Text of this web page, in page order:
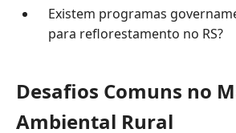
Existem programas
para reflorestamento no RS?
Desafios Comuns no
Ambiental Rural